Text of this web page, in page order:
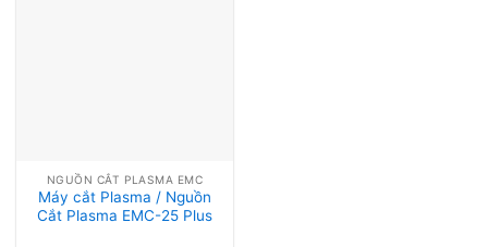
NGUỒN CẮT PLASMA EMC
Máy cắt Plasma / Nguồn
Cắt Plasma EMC-25 Plus